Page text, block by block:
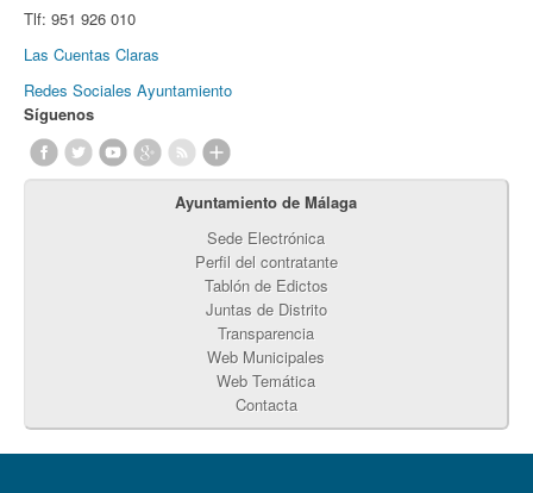
Tlf: 951 926 010
Las Cuentas Claras
Redes Sociales Ayuntamiento
Síguenos
Ayuntamiento de Málaga
Sede Electrónica
Perfil del contratante
Tablón de Edictos
Juntas de Distrito
Transparencia
Web Municipales
Web Temática
Contacta